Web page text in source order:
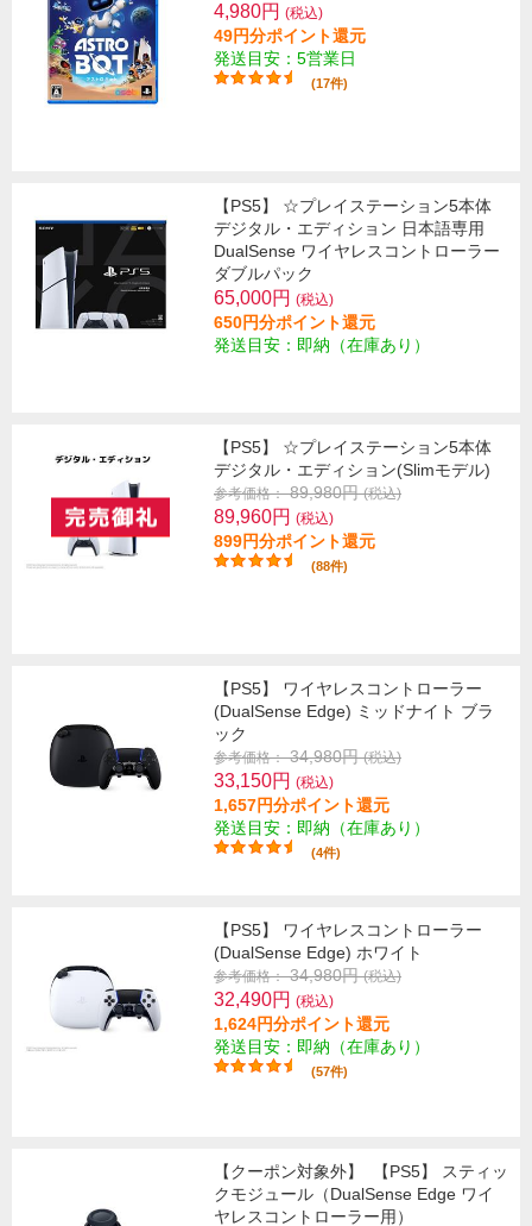
4,980円 (税込)
49円分ポイント還元
発送目安：5営業日
(17件)
【PS5】 ☆プレイステーション5本体
デジタル・エディション 日本語専用
DualSense ワイヤレスコントローラー
ダブルパック
65,000円 (税込)
650円分ポイント還元
発送目安：即納（在庫あり）
【PS5】 ☆プレイステーション5本体
デジタル・エディション(Slimモデル)
参考価格： 89,980円(税込)
89,960円 (税込)
899円分ポイント還元
(88件)
【PS5】 ワイヤレスコントローラー
(DualSense Edge) ミッドナイト ブラ
ック
参考価格： 34,980円(税込)
33,150円 (税込)
1,657円分ポイント還元
発送目安：即納（在庫あり）
(4件)
【PS5】 ワイヤレスコントローラー
(DualSense Edge) ホワイト
参考価格： 34,980円(税込)
32,490円 (税込)
1,624円分ポイント還元
発送目安：即納（在庫あり）
(57件)
【クーポン対象外】
【PS5】 スティッ
クモジュール（DualSense Edge ワイ
ヤレスコントローラー用）